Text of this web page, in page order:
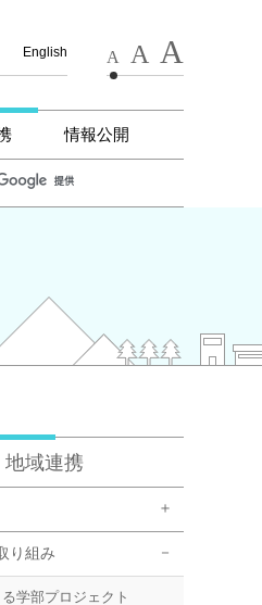
English A A A
情報公開
地域連携
り組み
学部プロジェクト